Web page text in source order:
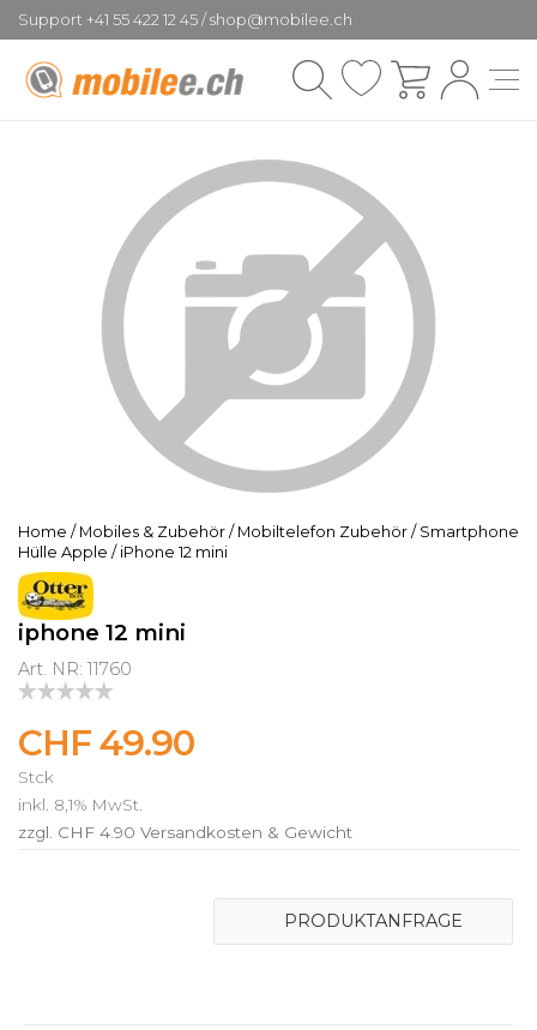
Support +41 55 422 12 45 / shop@mobilee.ch
Home / Mobiles & Zubehör / Mobiltelefon Zubehör / Smartphone
Hülle Apple / iPhone 12 mini
iphone 12 mini
Art. NR: 11760
CHF 49.90
Stck
inkl. 8,1% MwSt.
zzgl. CHF 4.90 Versandkosten & Gewicht
PRODUKTANFRAGE